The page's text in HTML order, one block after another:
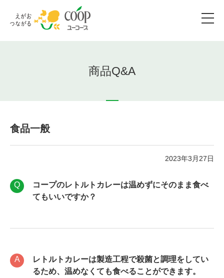
商品Q&A
食品一般
2023年3月27日
コープのレトルトカレーは温めずにそのまま食べ
てもいいですか？
レトルトカレーは製造工程で殺菌と調理をしてい
るため、温めなくても食べることができます。